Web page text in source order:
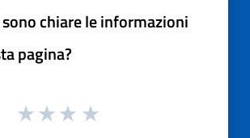
chiare le informazioni
pagina?